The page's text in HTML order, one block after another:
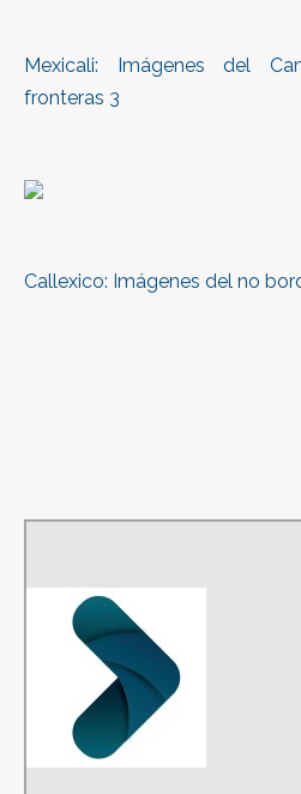
Mexicali: Imágenes del
fronteras 3
Callexico: Imágenes del no